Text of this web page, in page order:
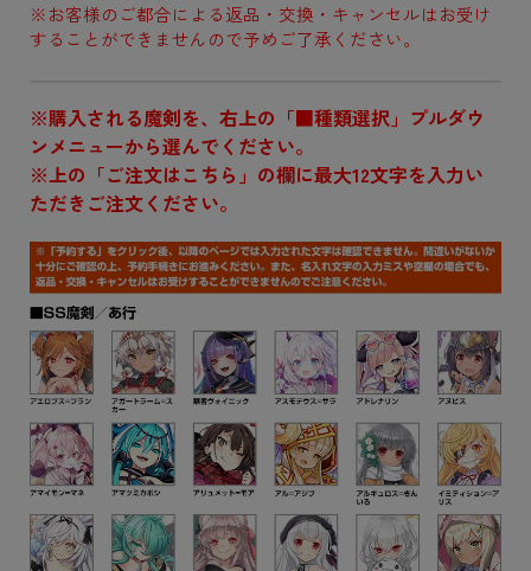
※お客様のご都合による返品・交換・キャンセルはお受け
することができませんので予めご了承ください。
※購入される魔剣を、右上の「■種類選択」プルダウ
ンメニューから選んでください。
※上の「ご注文はこちら」の欄に最大12文字を入力い
ただきご注文ください。